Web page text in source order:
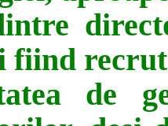
fiind
de